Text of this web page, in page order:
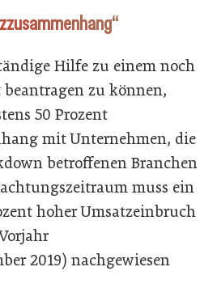
Hilfe zu einem noch
zu können,
50 Prozent
mit Unternehmen, die
betroffenen Branchen
muss ein
hoher Umsatzeinbruch
2019) nachgewiesen